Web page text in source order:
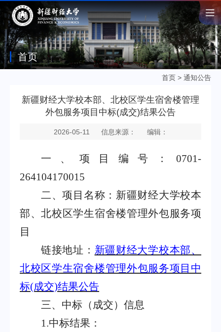
首页
首页 > 通知公告
新疆财经大学校本部、北校区学生宿舍楼管理
外包服务项目中标(成交)结果公告
2026-05-11 信息来源： 编辑：
一、项目编号： 0701-
264104170015
二、项目名称：新疆财经大学校本
部、北校区学生宿舍楼管理外包服务项
目
链接地址： 新疆财经大学校本部、
北校区学生宿舍楼管理外包服务项目中
标(成交)结果公告
三、中标（成交）信息
1.中标结果：